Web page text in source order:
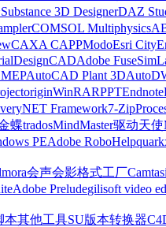
Substance 3D DesignerDAZ
COMSOL Multiphysics
CAXA CAPPModoEsri
DesignCADAdobe Fuse
AutoCAD Plant 3D
originWinRARPPTEndnote
NET Framework7-Zip
蝶tradosMindMaster驱动天使
PEAdobe RoboHelp
会声会影格式工厂
Adobe Preludegilisoft video
本其他工具SU版本转换器